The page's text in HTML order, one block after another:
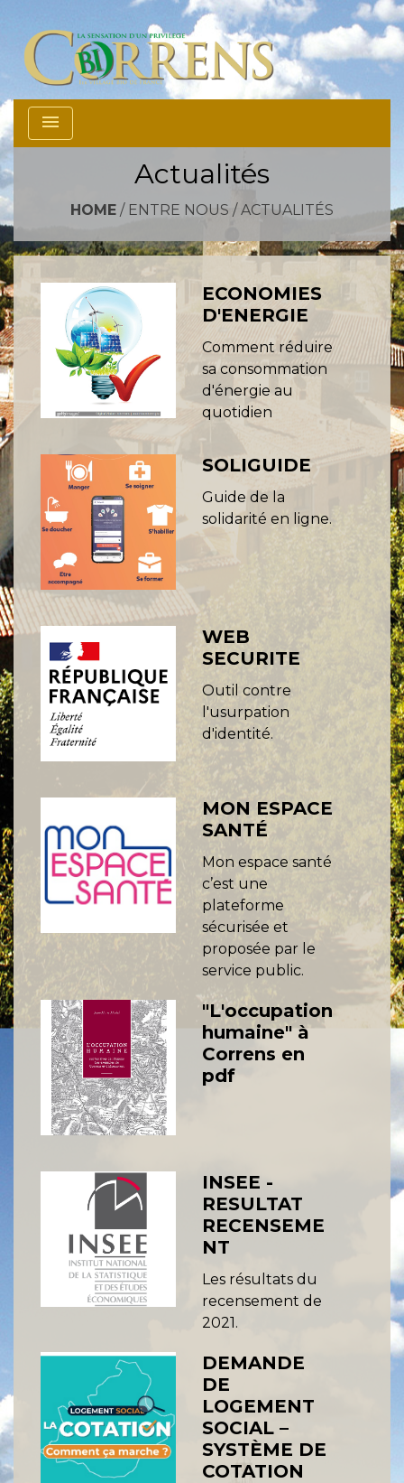
menu
Actualités
HOME / ENTRE NOUS /ACTUALITÉS
ECONOMIES
D'ENERGIE
Comment réduire
sa consommation
d'énergie au
quotidien
SOLIGUIDE
Guide de la
solidarité en ligne.
WEB
SECURITE
Outil contre
l'usurpation
d'identité.
MON ESPACE
SANTÉ
Mon espace santé
c’est une
plateforme
sécurisée et
proposée par le
service public.
"L'occupation
humaine" à
Correns en
pdf
INSEE -
RESULTAT
RECENSEME
NT
Les résultats du
recensement de
2021.
DEMANDE
DE
LOGEMENT
SOCIAL –
SYSTÈME DE
COTATION